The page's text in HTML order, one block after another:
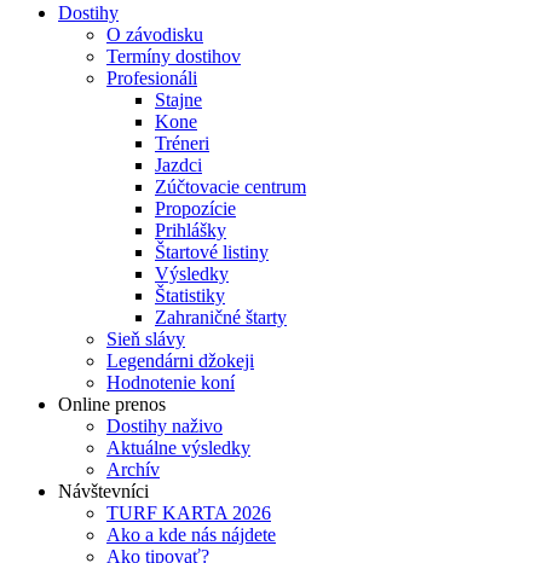
Dostihy
O závodisku
Termíny dostihov
Profesionáli
Stajne
Kone
Tréneri
Jazdci
Zúčtovacie centrum
Propozície
Prihlášky
Štartové listiny
Výsledky
Štatistiky
Zahraničné štarty
Sieň slávy
Legendárni džokeji
Hodnotenie koní
Online prenos
Dostihy naživo
Aktuálne výsledky
Archív
Návštevníci
TURF KARTA 2026
Ako a kde nás nájdete
Ako tipovať?